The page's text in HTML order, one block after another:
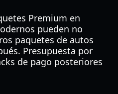
Premium en
pueden no
paquetes de autos
Presupuesta por
de pago posteriores